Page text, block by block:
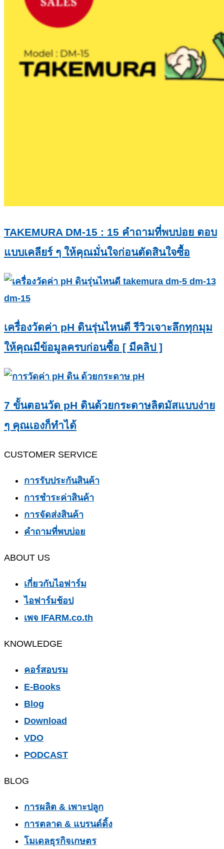
TAKEMURA DM-15 : 15 คำถามที่พบบ่อย ตอบ
แบบเคลียร์ ๆ ให้คุณมั่นใจก่อนตัดสินใจซื้อ
เครื่องวัดค่า pH ดินรุ่นไหนดี รีวิวเจาะลึกทุกมุม
ให้คุณมีข้อมูลครบก่อนซื้อ [ มีคลิป ]
7 ขั้นตอนวัด pH ดินด้วยกระดาษลิตมัสแบบง่าย
ๆ คุณเองก็ทำได้
CUSTOMER SERVICE
การรับประกันสินค้า
การชำระค่าสินค้า
การจัดส่งสินค้า
คำถามที่พบบ่อย
ABOUT US
เกี่ยวกับไอฟาร์ม
ไอฟาร์มช้อป
เพจ IFARM.co.th
KNOWLEDGE
คอร์สอบรม
E-Books
Blog
Download
VDO
PODCAST
BLOG
การผลิต & เพาะปลูก
การตลาด & แบรนด์ดิ้ง
โมเดลธุรกิจเกษตร